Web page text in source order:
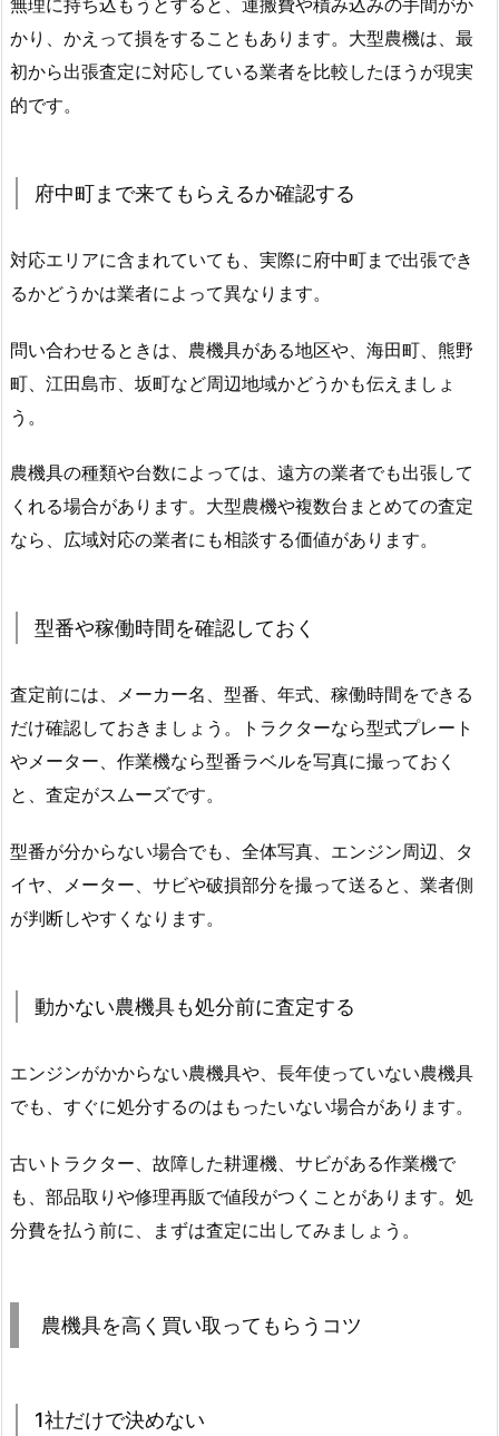
かり、かえって損をすることもあります。大型農機は、最
初から出張査定に対応している業者を比較したほうが現実
的です。
府中町まで来てもらえるか確認する
対応エリアに含まれていても、実際に府中町まで出張でき
るかどうかは業者によって異なります。
問い合わせるときは、農機具がある地区や、海田町、熊野
町、江田島市、坂町など周辺地域かどうかも伝えましょ
う。
農機具の種類や台数によっては、遠方の業者でも出張して
くれる場合があります。大型農機や複数台まとめての査定
なら、広域対応の業者にも相談する価値があります。
型番や稼働時間を確認しておく
査定前には、メーカー名、型番、年式、稼働時間をできる
だけ確認しておきましょう。トラクターなら型式プレート
やメーター、作業機なら型番ラベルを写真に撮っておく
と、査定がスムーズです。
型番が分からない場合でも、全体写真、エンジン周辺、タ
イヤ、メーター、サビや破損部分を撮って送ると、業者側
が判断しやすくなります。
動かない農機具も処分前に査定する
エンジンがかからない農機具や、長年使っていない農機具
でも、すぐに処分するのはもったいない場合があります。
古いトラクター、故障した耕運機、サビがある作業機で
も、部品取りや修理再販で値段がつくことがあります。処
分費を払う前に、まずは査定に出してみましょう。
農機具を高く買い取ってもらうコツ
1社だけで決めない